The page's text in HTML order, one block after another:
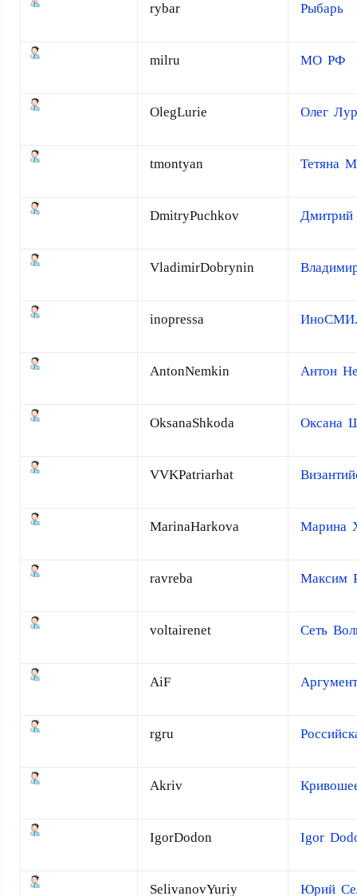
rybar Рыбарь
milru МО РФ
OlegLurie Олег
tmontyan Тетяна
DmitryPuchkov Дмитрий
VladimirDobrynin
inopressa
AntonNemkin Антон
OksanaShkoda Оксана
VVKPatriarhat
MarinaHarkova Марина
ravreba Максим
voltairenet Сеть
AiF
rgru
Akriv
IgorDodon Igor
SelivanovYuriy Юрий